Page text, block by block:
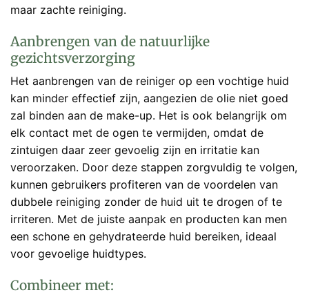
maar zachte reiniging.
Aanbrengen van de natuurlijke
gezichtsverzorging
Het aanbrengen van de reiniger op een vochtige huid
kan minder effectief zijn, aangezien de olie niet goed
zal binden aan de make-up. Het is ook belangrijk om
elk contact met de ogen te vermijden, omdat de
zintuigen daar zeer gevoelig zijn en irritatie kan
veroorzaken. Door deze stappen zorgvuldig te volgen,
kunnen gebruikers profiteren van de voordelen van
dubbele reiniging zonder de huid uit te drogen of te
irriteren. Met de juiste aanpak en producten kan men
een schone en gehydrateerde huid bereiken, ideaal
voor gevoelige huidtypes.
Combineer met: